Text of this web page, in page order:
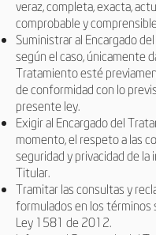
veraz, completa, exacta,
comprobable y
Suministrar al Encargado
según el caso, únicamente
Tratamiento esté
de conformidad con lo
presente ley.
Exigir al Encargado del
momento, el respeto a las
seguridad y privacidad de la
Titular.
Tramitar las consultas y
formulados en los términos
Ley 1581 de 2012.